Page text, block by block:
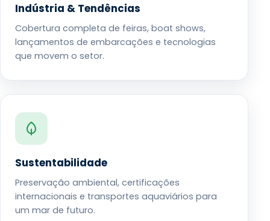
Indústria & Tendências
Cobertura completa de feiras, boat shows,
lançamentos de embarcações e tecnologias
que movem o setor.
Sustentabilidade
Preservação ambiental, certificações
internacionais e transportes aquaviários para
um mar de futuro.